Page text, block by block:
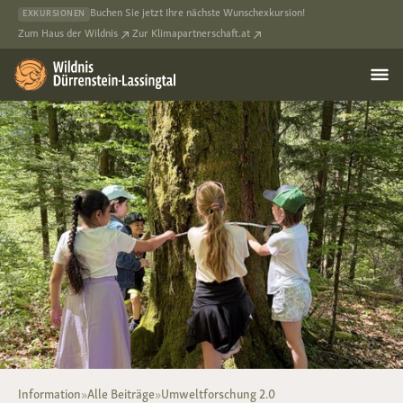
EXKURSIONEN
Buchen Sie jetzt Ihre nächste Wunschexkursion!
Zum Haus der Wildnis
Zur Klimapartnerschaft.at
Information»Alle Beiträge»Umweltforschung 2.0